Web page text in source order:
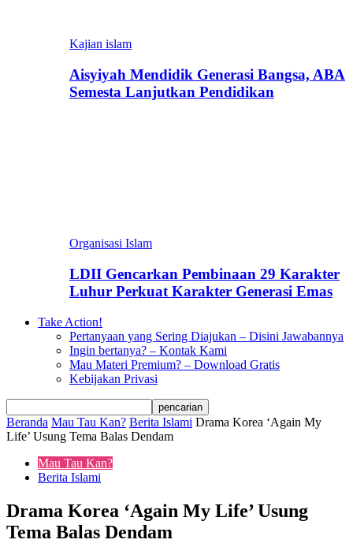
Kajian islam
Aisyiyah Mendidik Generasi Bangsa, ABA
Semesta Lanjutkan Pendidikan
Organisasi Islam
LDII Gencarkan Pembinaan 29 Karakter
Luhur Perkuat Karakter Generasi Emas
Take Action!
Pertanyaan yang Sering Diajukan – Disini Jawabannya
Ingin bertanya? – Kontak Kami
Mau Materi Premium? – Download Gratis
Kebijakan Privasi
Beranda Mau Tau Kan? Berita Islami Drama Korea ‘Again My
Life’ Usung Tema Balas Dendam
Mau Tau Kan?
Berita Islami
Drama Korea ‘Again My Life’ Usung
Tema Balas Dendam